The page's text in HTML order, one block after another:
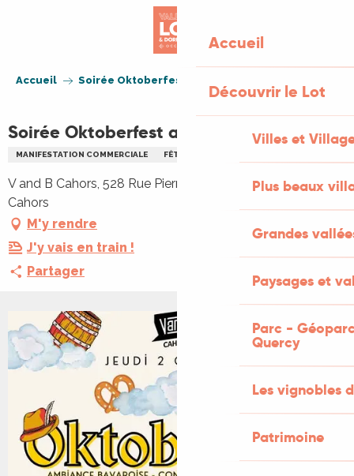
Accueil
Découvrir le Lot
Villes et
Plus beaux
Grandes
Paysages et
Parc -
Quercy
Les vignobles
Patrimoine
Accueil Soirée Oktoberfest au V and B Cahors
Soirée Oktoberfest au V and B Cahors
MANIFESTATION COMMERCIALE FÊTE
V and B Cahors, 528 Rue Pierre Mendès France, 46000
Cahors
M'y rendre
J'y vais en train !
Partager